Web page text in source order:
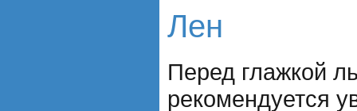
Лен
Перед глажкой
рекомендуется